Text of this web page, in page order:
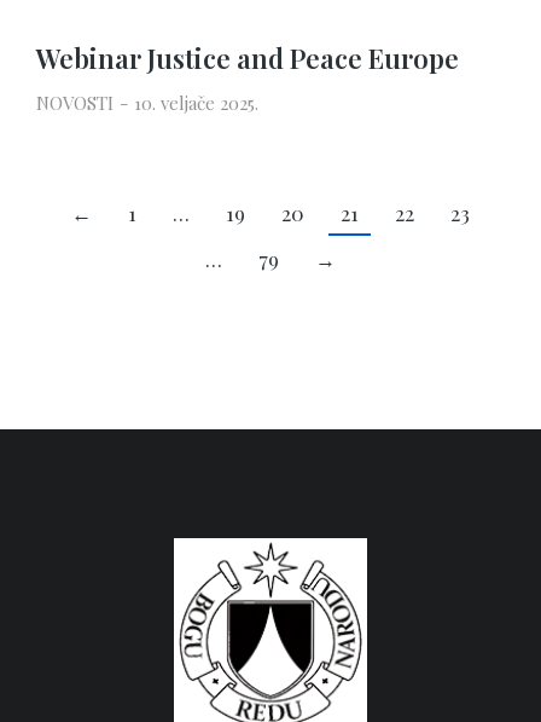
Webinar Justice and Peace Europe
NOVOSTI 10. veljače 2025.
← 1 … 19 20 21 22
23
…
79 →